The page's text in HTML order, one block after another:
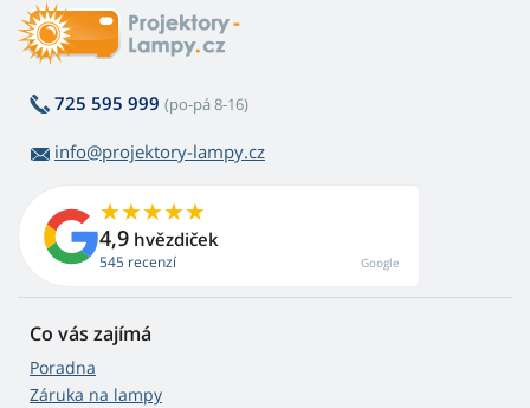
725 595 999 (po-pá 8-16)
info@projektory-lampy.cz
4,9 hvězdiček
545 recenzí Google
Co vás zajímá
Poradna
Záruka na lampy